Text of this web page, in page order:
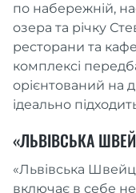
по набережній,
озера та річку
ресторани та
комплексі
орієнтований на
ідеально
«ЛЬВІВСЬКА
«Львівська
включає в себе не